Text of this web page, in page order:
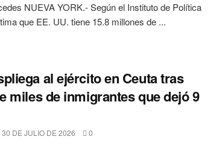
NUEVA YORK.- Según el Instituto de Política
que EE. UU. tiene 15.8 millones de ...
al ejército en Ceuta tras
miles de inmigrantes que dejó 9
30 DE JULIO DE 2026 0